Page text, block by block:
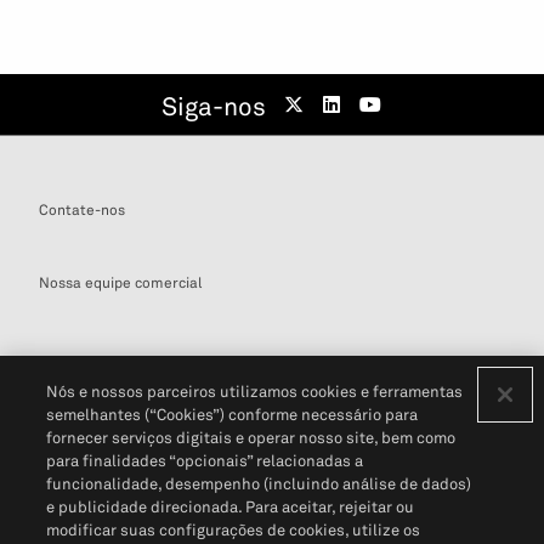
Siga-nos
Contate-nos
Nossa equipe comercial
Definições de cookies
Disclaimers Legais Termos de Uso Aviso de Cookies
Política de PrivacidadePortal de privacidade do cliente (em inglês)
Não Venda Minhas Informações Pessoais© 2026 S&P Global
Nós e nossos parceiros utilizamos cookies e ferramentas
semelhantes (“Cookies”) conforme necessário para
fornecer serviços digitais e operar nosso site, bem como
para finalidades “opcionais” relacionadas a
funcionalidade, desempenho (incluindo análise de dados)
e publicidade direcionada. Para aceitar, rejeitar ou
modificar suas configurações de cookies, utilize os